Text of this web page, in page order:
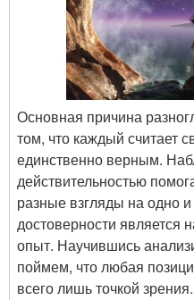
Основная причина
том, что каждый считает
единственно верным.
действительностью
разные взгляды на одно
достоверности
опыт. Научившись
поймем, что любая
всего лишь точкой зрения.